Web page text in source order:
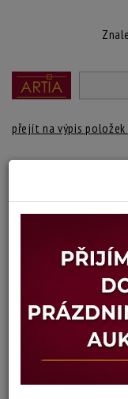
přejít na výpis položek
TORZO
Autor:Bohumil
autorská
Technika: fotografie
Šířka: 14,5 cm, výška:
Stav: dobrý
Konec dražby: